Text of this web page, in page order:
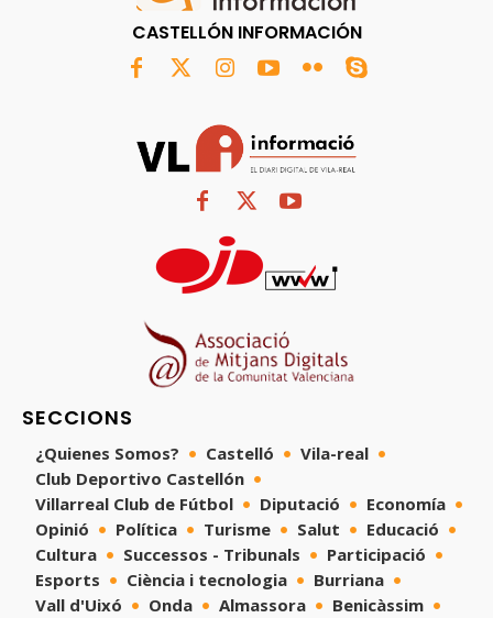
CASTELLÓN INFORMACIÓN
SECCIONS
¿Quienes Somos? Castelló
Vila-real
Club Deportivo Castellón
Villarreal Club de Fútbol
Diputació
Economía
Opinió
Política Turisme Salut
Educació
Cultura
Successos - Tribunals
Participació
Esports
Ciència i tecnologia
Burriana
Vall d'Uixó
Onda Almassora
Benicàssim